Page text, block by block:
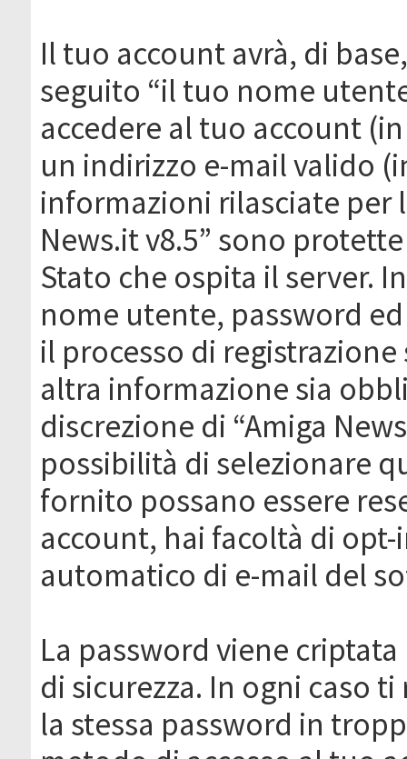
Il tuo account avrà, di
seguito “il tuo nome
accedere al tuo account
un indirizzo e-mail valido
informazioni rilasciate per
News.it v8.5” sono
Stato che ospita il server.
nome utente, password
il processo di registrazione
altra informazione sia
discrezione di “Amiga
possibilità di selezionare
fornito possano essere
account, hai facoltà di
automatico di e-mail del
La password viene
di sicurezza. In ogni caso
la stessa password in